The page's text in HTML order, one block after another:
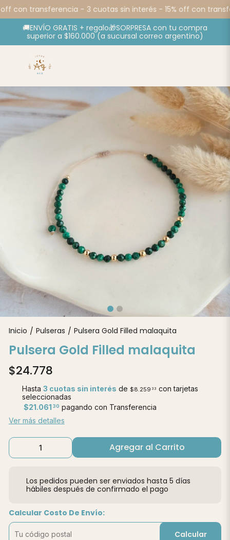
con transferencia - 3 cuotas sin interés - 15% off con
🚚ENVÍO GRATIS + regalo🎁SORPRESA con tu compra
superior a $160.000 (a sucursal correo argentino)
Inicio / Pulseras / Pulsera Gold Filled malaquita
Pulsera Gold Filled malaquita
$24.778
Hasta 3 cuotas sin interés de $8.259 33 con tarjetas
seleccionadas
$21.061 30 pagando con Transferencia
Ver más detalles
Agregar al Carrito
Los pedidos pueden ser enviados hasta 5 días
hábiles después de confirmado el pago
Calcular Costo De Envío:
Calcular